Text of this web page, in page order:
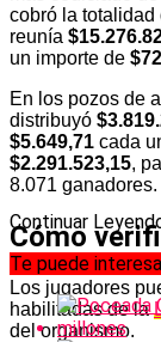
cobró la totalidad
reunía
un importe de
En los pozos de
distribuyó
$5.649,71 cada
$2.291.523,15,
8.071 ganadores.
Cómo
Los jugadores
habilitadas de la
del organismo.
Continuar
Te puede